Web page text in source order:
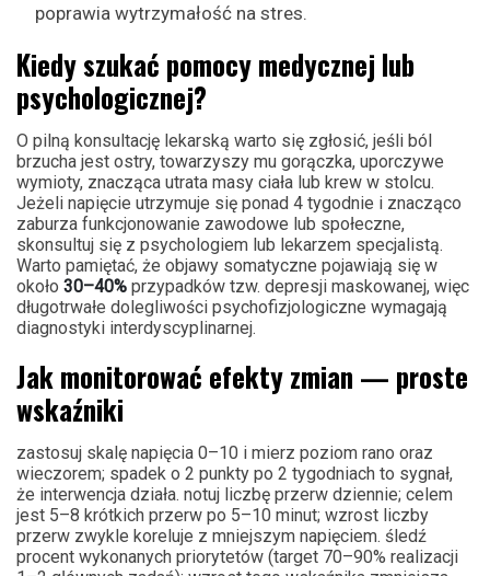
poprawia wytrzymałość na stres.
Kiedy szukać pomocy medycznej lub
psychologicznej?
O pilną konsultację lekarską warto się zgłosić, jeśli ból
brzucha jest ostry, towarzyszy mu gorączka, uporczywe
wymioty, znacząca utrata masy ciała lub krew w stolcu.
Jeżeli napięcie utrzymuje się ponad 4 tygodnie i znacząco
zaburza funkcjonowanie zawodowe lub społeczne,
skonsultuj się z psychologiem lub lekarzem specjalistą.
Warto pamiętać, że objawy somatyczne pojawiają się w
około 30–40% przypadków tzw. depresji maskowanej, więc
długotrwałe dolegliwości psychofizjologiczne wymagają
diagnostyki interdyscyplinarnej.
Jak monitorować efekty zmian — proste
wskaźniki
zastosuj skalę napięcia 0–10 i mierz poziom rano oraz
wieczorem; spadek o 2 punkty po 2 tygodniach to sygnał,
że interwencja działa. notuj liczbę przerw dziennie; celem
jest 5–8 krótkich przerw po 5–10 minut; wzrost liczby
przerw zwykle koreluje z mniejszym napięciem. śledź
procent wykonanych priorytetów (target 70–90% realizacji